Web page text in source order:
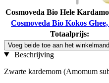
Cosmoveda Bio Hele
Cosmoveda Bio Kokos
Totaalprijs:
Voeg beide toe aan het
Beschrijving
Zwarte kardemom (Amomum